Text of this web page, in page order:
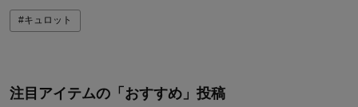
#キュロット
注目アイテムの「おすすめ」投稿